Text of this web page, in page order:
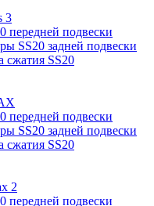
3
передней подвески
SS20 задней подвески
сжатия SS20
передней подвески
SS20 задней подвески
сжатия SS20
2
передней подвески